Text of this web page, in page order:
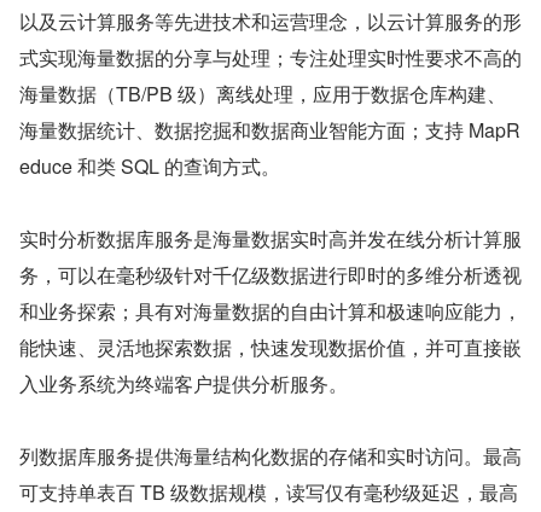
以及云计算服务等先进技术和运营理念，以云计算服务的形
式实现海量数据的分享与处理；专注处理实时性要求不高的
海量数据（TB/PB 级）离线处理，应用于数据仓库构建、
海量数据统计、数据挖掘和数据商业智能方面；支持 MapR
educe 和类 SQL 的查询方式。
实时分析数据库服务是海量数据实时高并发在线分析计算服
务，可以在毫秒级针对千亿级数据进行即时的多维分析透视
和业务探索；具有对海量数据的自由计算和极速响应能力，
能快速、灵活地探索数据，快速发现数据价值，并可直接嵌
入业务系统为终端客户提供分析服务。
列数据库服务提供海量结构化数据的存储和实时访问。最高
可支持单表百 TB 级数据规模，读写仅有毫秒级延迟，最高